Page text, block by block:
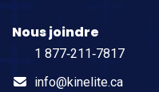
Nous joindre
1 877‑211‑7817
info@kinelite.ca